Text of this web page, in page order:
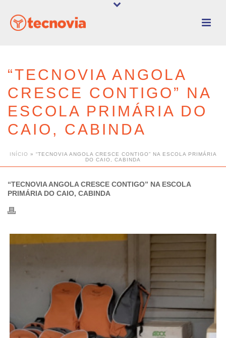
“TECNOVIA ANGOLA
CRESCE CONTIGO” NA
ESCOLA PRIMÁRIA DO
CAIO, CABINDA
INÍCIO » “TECNOVIA ANGOLA CRESCE CONTIGO” NA ESCOLA PRIMÁRIA
DO CAIO, CABINDA
“TECNOVIA ANGOLA CRESCE CONTIGO” NA ESCOLA
PRIMÁRIA DO CAIO, CABINDA